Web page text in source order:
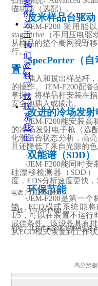
案
例
关
于
我
们
资
料
下
载
联
系
我
们
描功能（选配）。
·皮米样品台驱动
·JEM-F200 采用能
stage drive（不用压电
从样品的整个栅网视野
行。
·SpecPorter（
置）
·插入和拔出样品杆
的操作。 JEM-F200配备
掌握，将样品杆安装在
安全地插入或拔出。
·改进的冷场发射
·JEM-F200能安装
的冷场发射电子枪（选
化学结合状态分析，高
且还降低了来自光源的
·双能谱（SDD）
·JEM-F200能同时
硅漂移检测器（SDD
度，EDS分析速度更快，
·环保节能
·JEM-F200是第一
镜。ECO模式系统能
1/5，可以在装置不运
最佳条件。该设备具有
从ECO模式恢复到工作状
超高分
高分辨极
电话：13126642090
手机：13126642090
地址：北京市海淀区上地信息路